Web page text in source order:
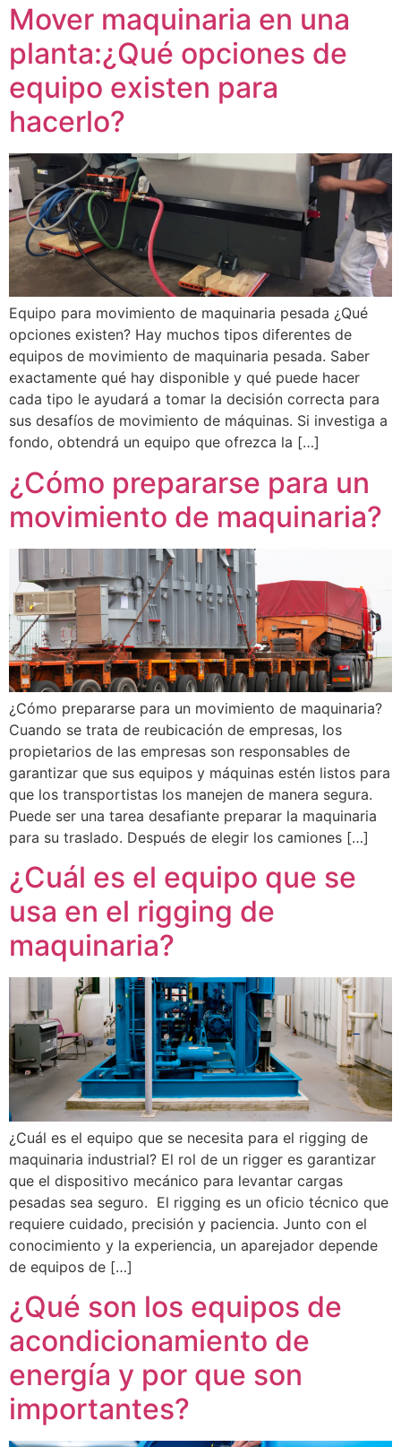
Mover maquinaria en una
planta:¿Qué opciones de
equipo existen para
hacerlo?
Equipo para movimiento de maquinaria pesada ¿Qué
opciones existen? Hay muchos tipos diferentes de
equipos de movimiento de maquinaria pesada. Saber
exactamente qué hay disponible y qué puede hacer
cada tipo le ayudará a tomar la decisión correcta para
sus desafíos de movimiento de máquinas. Si investiga a
fondo, obtendrá un equipo que ofrezca la […]
¿Cómo prepararse para un
movimiento de maquinaria?
¿Cómo prepararse para un movimiento de maquinaria?
Cuando se trata de reubicación de empresas, los
propietarios de las empresas son responsables de
garantizar que sus equipos y máquinas estén listos para
que los transportistas los manejen de manera segura.
Puede ser una tarea desafiante preparar la maquinaria
para su traslado. Después de elegir los camiones […]
¿Cuál es el equipo que se
usa en el rigging de
maquinaria?
¿Cuál es el equipo que se necesita para el rigging de
maquinaria industrial? El rol de un rigger es garantizar
que el dispositivo mecánico para levantar cargas
pesadas sea seguro. El rigging es un oficio técnico que
requiere cuidado, precisión y paciencia. Junto con el
conocimiento y la experiencia, un aparejador depende
de equipos de […]
¿Qué son los equipos de
acondicionamiento de
energía y por que son
importantes?